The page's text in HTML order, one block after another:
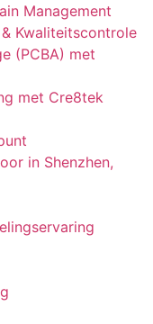
Management
Kwaliteitscontrole
(PCBA) met
met Cre8tek
in Shenzhen,